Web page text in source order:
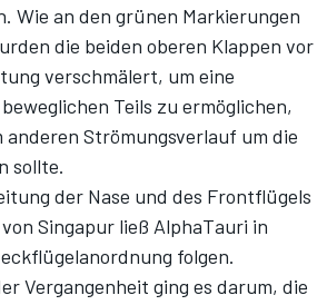
Wie an den grünen Markierungen
die beiden oberen Klappen vor
verschmälert, um eine
Teils zu ermöglichen,
anderen Strömungsverlauf um die
sollte.
der Nase und des Frontflügels
Singapur ließ AlphaTauri in
folgen.
Vergangenheit ging es darum, die